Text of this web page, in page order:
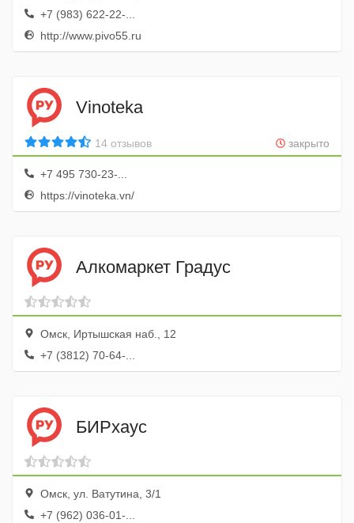
+7 (983) 622-22-...
http://www.pivo55.ru
Vinoteka
закрыто
14 отзывов
+7 495 730-23-...
https://vinoteka.vn/
Алкомаркет Градус
Омск, Иртышская наб., 12
+7 (3812) 70-64-...
БИРхаус
Омск, ул. Ватутина, 3/1
+7 (962) 036-01-...